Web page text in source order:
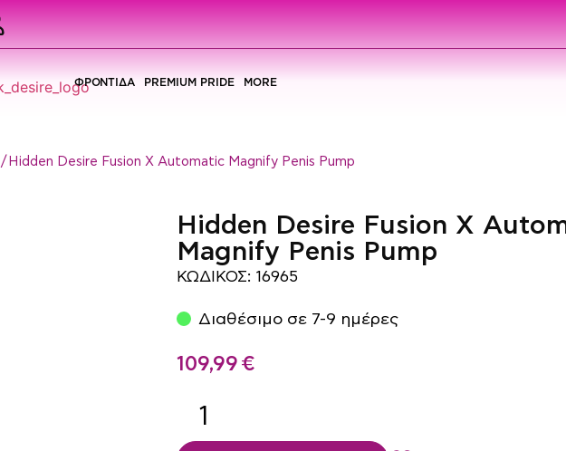
ΦΡΟΝΤΙΔΑ PREMIUM PRIDE MORE
/ Hidden Desire Fusion X Automatic Magnify Penis Pump
Hidden Desire Fusion X
Magnify Penis Pump
ΚΩΔΙΚΟΣ: 16965
Διαθέσιμο σε 7-9 ημέρες
109,99 €